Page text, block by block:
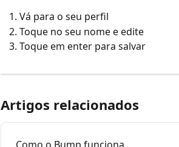
Vá para o seu perfil
Toque no seu nome e edite
Toque em enter para salvar
Artigos relacionados